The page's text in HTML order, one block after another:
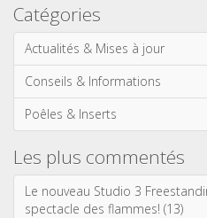
Catégories
Actualités & Mises à jour
Conseils & Informations
Poêles & Inserts
Les plus commentés
Le nouveau Studio 3
spectacle des flammes! (13)